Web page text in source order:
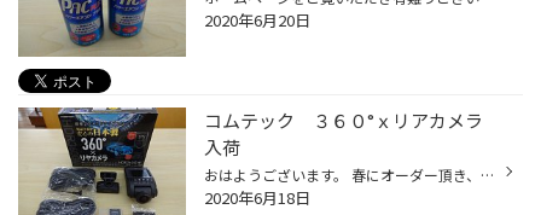
2020年6月20日
コムテック ３６０°ｘリアカメラ
入荷
おはようございます。 春にオーダー頂き、入荷待ちのドライブレコーダーが漸く入荷致しました。 今日は、その商品 コムテック ＨＤＲ３６０ＧＷを紹介します。 日本製！ 安心の製品３年保証。おまけに、２万円のお見舞い金補償サービス付！ 前後２カメラドライブレコーダー フロント３６０°ｘリア...
2020年6月18日